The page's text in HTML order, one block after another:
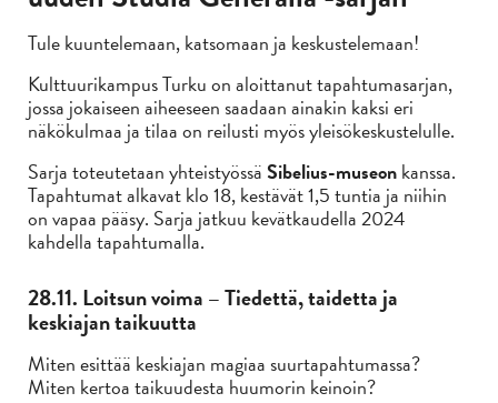
Tule kuuntelemaan, katsomaan ja keskustelemaan!
Kulttuurikampus Turku on aloittanut tapahtumasarjan,
jossa jokaiseen aiheeseen saadaan ainakin kaksi eri
näkökulmaa ja tilaa on reilusti myös yleisökeskustelulle.
Sarja toteutetaan yhteistyössäSibelius-museonkanssa.
Tapahtumat alkavat klo 18, kestävät 1,5 tuntia ja niihin
on vapaa pääsy. Sarja jatkuu kevätkaudella 2024
kahdella tapahtumalla.
28.11. Loitsun voima – Tiedettä, taidetta ja
keskiajan taikuutta
Miten esittää keskiajan magiaa suurtapahtumassa?
Miten kertoa taikuudesta huumorin keinoin?